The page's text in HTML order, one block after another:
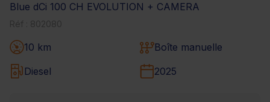
Blue dCi 100 CH EVOLUTION + CAMERA
10 km
Boîte manuelle
Diesel
2025